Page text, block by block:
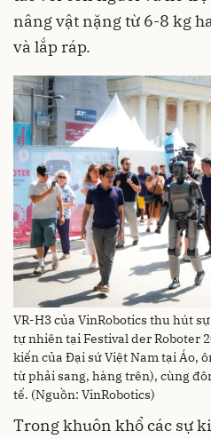
nâng vật nặng từ 6-8 kg
và lắp ráp.
VR-H3 của VinRobotics thu hút
tự nhiên tại Festival der Roboter
kiến của Đại sứ Việt Nam tại Áo,
từ phải sang, hàng trên), cùng
tế. (Nguồn: VinRobotics)
Trong khuôn khổ các sự